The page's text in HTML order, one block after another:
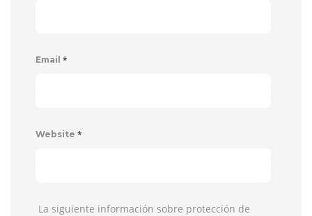
Email *
Website *
La siguiente información sobre protección de